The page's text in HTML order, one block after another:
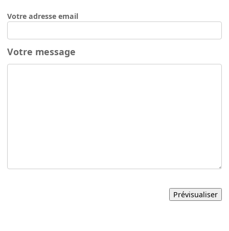
Votre adresse email
Votre message